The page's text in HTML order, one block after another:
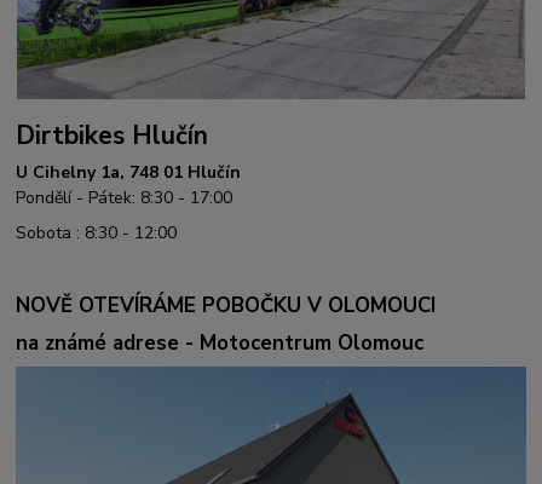
Dirtbikes Hlučín
U Cihelny 1a, 748 01 Hlučín
Pondělí - Pátek: 8:30 - 17:00
Sobota : 8:30 - 12:00
NOVĚ OTEVÍRÁME POBOČKU V OLOMOUCI
na známé adrese - Motocentrum Olomouc